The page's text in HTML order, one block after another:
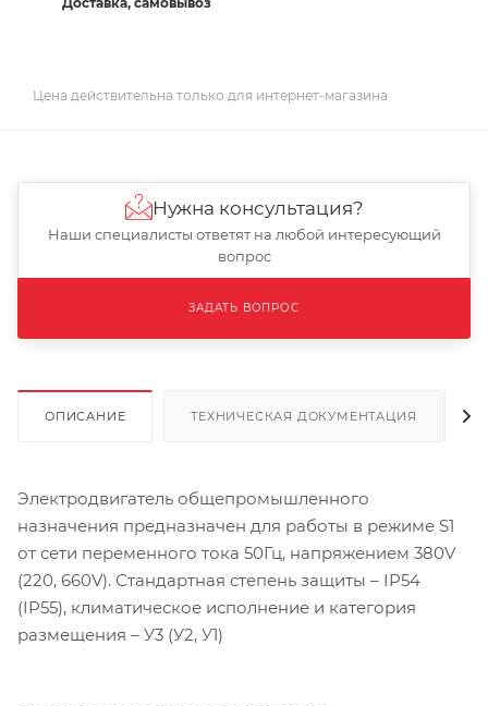
Цена действительна только для интернет-магазина
ОПИСАНИЕ ТЕХНИЧЕСКАЯ ДОКУМЕНТАЦИЯ
Электродвигатель общепромышленного
назначения предназначен для работы в режиме S1
от сети переменного тока 50Гц, напряжением 380V
(220, 660V). Стандартная степень защиты – IP54
(IP55), климатическое исполнение и категория
размещения – У3 (У2, У1)
Нужна консультация?
Наши специалисты ответят на любой интересующий
вопрос
ЗАДАТЬ ВОПРОС